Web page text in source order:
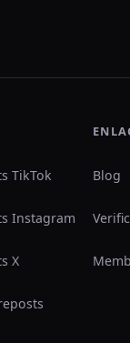
TikTok
Instagram
X
Blog